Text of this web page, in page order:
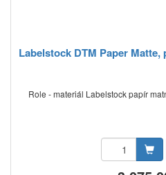
Labelstock DTM Paper Matte,
Role - materiál Labelstock papír